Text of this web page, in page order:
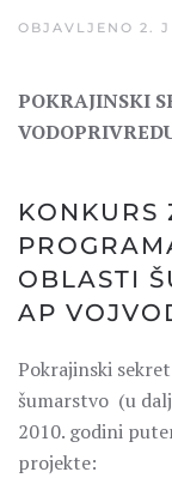
OBJAVLJENO 2.
POKRAJINSKI
KONKURS
OBLASTI
AP
Pokrajinski
šumarstvo (u
2010. godini
projekte: